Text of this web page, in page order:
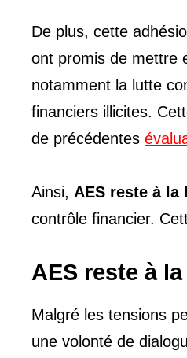
De plus, cette
ont promis de mettre
notamment la lutte
financiers illicites.
de précédentes
Ainsi, AES reste à la
contrôle financier.
AES reste à
Malgré les tensions
une volonté de